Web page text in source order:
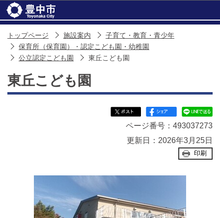
トップページ 施設案内
子育て・教育・青少年
保育所（保育園）・認定こども園・幼稚園
公立認定こども園
東丘こども園
東丘こども園
ページ番号：493037273
更新日：2026年3月25日
印刷